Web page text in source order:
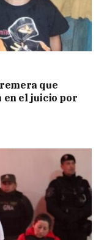
que
en el juicio por